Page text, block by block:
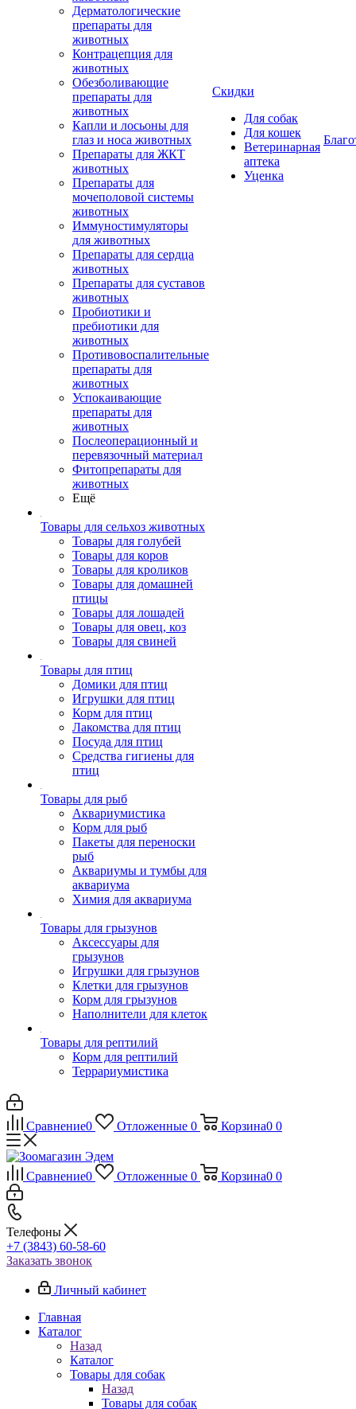
Дерматологические
препараты для
животных
Контрацепция для
животных
Обезболивающие
препараты для
животных
Капли и лосьоны для
глаз и носа животных
Препараты для ЖКТ
животных
Препараты для
мочеполовой системы
животных
Иммуностимуляторы
для животных
Препараты для сердца
животных
Препараты для суставов
животных
Пробиотики и
пребиотики для
животных
Противовоспалительные
препараты для
животных
Успокаивающие
препараты для
животных
Послеоперационный и
перевязочный материал
Фитопрепараты для
животных
Ещё
Товары для сельхоз животных
Товары для голубей
Товары для коров
Товары для кроликов
Товары для домашней
птицы
Товары для лошадей
Товары для овец, коз
Товары для свиней
Товары для птиц
Домики для птиц
Игрушки для птиц
Корм для птиц
Лакомства для птиц
Посуда для птиц
Средства гигиены для
птиц
Товары для рыб
Аквариумистика
Корм для рыб
Пакеты для переноски
рыб
Аквариумы и тумбы для
аквариума
Химия для аквариума
Товары для грызунов
Аксессуары для
грызунов
Игрушки для грызунов
Клетки для грызунов
Корм для грызунов
Наполнители для клеток
Товары для рептилий
Корм для рептилий
Террариумистика
Скидки
Для собак
Для кошек
Ветеринарная
аптека
Уценка
Сравнение0 Отложенные 0 Корзина0 0
Сравнение0 Отложенные 0 Корзина0 0
Телефоны
+7 (3843) 60-58-60
Заказать звонок
Личный кабинет
Главная
Каталог
Назад
Каталог
Товары для собак
Назад
Товары для собак